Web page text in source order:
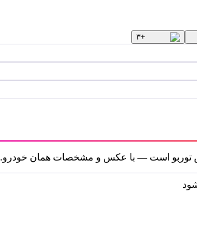
+۳
توربو است — با عکس و مشخصات همان خودرو.